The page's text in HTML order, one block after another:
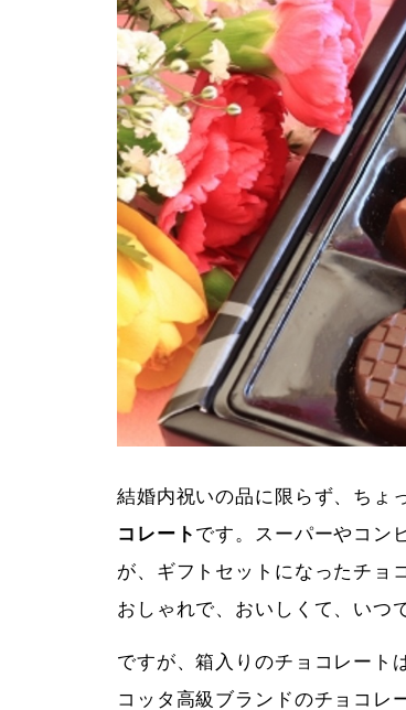
結婚内祝いの品に限らず、ちょ
コレート です。スーパーやコン
が、ギフトセットになったチョ
おしゃれで、おいしくて、いつ
ですが、箱入りのチョコレート
コッタ高級ブランドのチョコレ